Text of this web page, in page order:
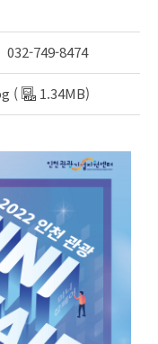
032-749-8474
( 1.34MB)